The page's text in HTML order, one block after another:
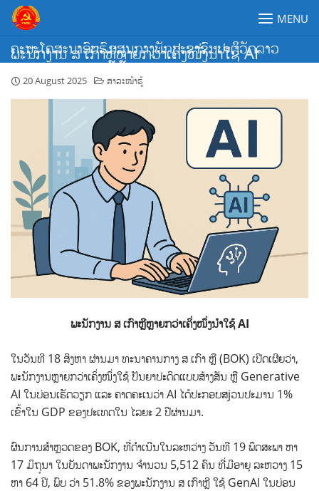
Skip
content
ຄະນະໂຄສະນາອົບຮົມສູນກາງພັກປະຊາຊົນປະຕິວັດລາວ
MENU
ພະນັກງານ ສ ເກົາຫຼີຫຼາຍກວ່າເຄິ່ງໜຶ່ງນຳໃຊ້ AI
20 August 2025 ສາລະໜ້າຮູ້
ພະນັກງານ ສ ເກົາຫຼີຫຼາຍກວ່າເຄິ່ງໜຶ່ງນຳໃຊ້ AI
ໃນວັນທີ 18 ສິງຫາ ຜ່ານມາ ທະນາຄານກາງ ສ ເກົາ ຫຼື (BOK) ເປີດເຜີຍວ່າ,
ພະນັກງານຫຼາຍກວ່າເຄິ່ງໜຶ່ງໃຊ້ ປັນຍາປະດິດແບບສ້າງສັນ ຫຼື Generative
AI ໃນບ່ອນເຮັດວຽກ ແລະ ຄາດຄະເນວ່າ AI ໄດ້ປະກອບສjວນປະມານ 1%
ເຂົ້າໃນ GDP ຂອງປະເທດໃນ ໄລຍະ 2 ປີຜ່ານມາ.
ຜົນການສໍາຫຼວດຂອງ BOK, ທີ່ດໍາເນີນໃນລະຫວ່າງ ວັນທີ 19 ພຶດສະພາ ຫາ
17 ມິຖຸນາ ໃນບັນດາພະນັກງານ ຈຳນວນ 5,512 ຄົນ ທີ່ມີອາຍຸ ລະຫວາງ 15
ຫາ 64 ປີ, ພົບ ວ່າ 51.8% ຂອງພະນັກງານ ສ ເກົາຫຼີ ໃຊ້ GenAI ໃນບ່ອນ